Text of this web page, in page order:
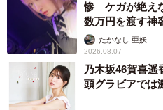
惨 ケガが絶え
数万円を渡す神
たかなし 亜妖
2026.08.07
乃木坂46賀喜
頭グラビアでは